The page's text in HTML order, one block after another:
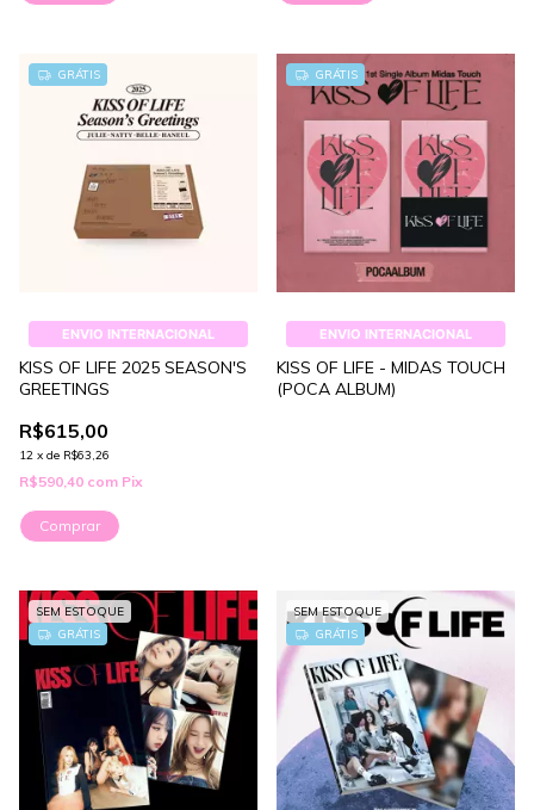
GRÁTIS
ENVIO INTERNACIONAL
KISS OF LIFE 2025 SEASON'S
GREETINGS
R$615,00
12 x de R$63,26
R$590,40 com Pix
GRÁTIS
ENVIO INTERNACIONAL
KISS OF LIFE - MIDAS TOUCH
(POCA ALBUM)
SEM ESTOQUE
GRÁTIS
SEM ESTOQUE
GRÁTIS